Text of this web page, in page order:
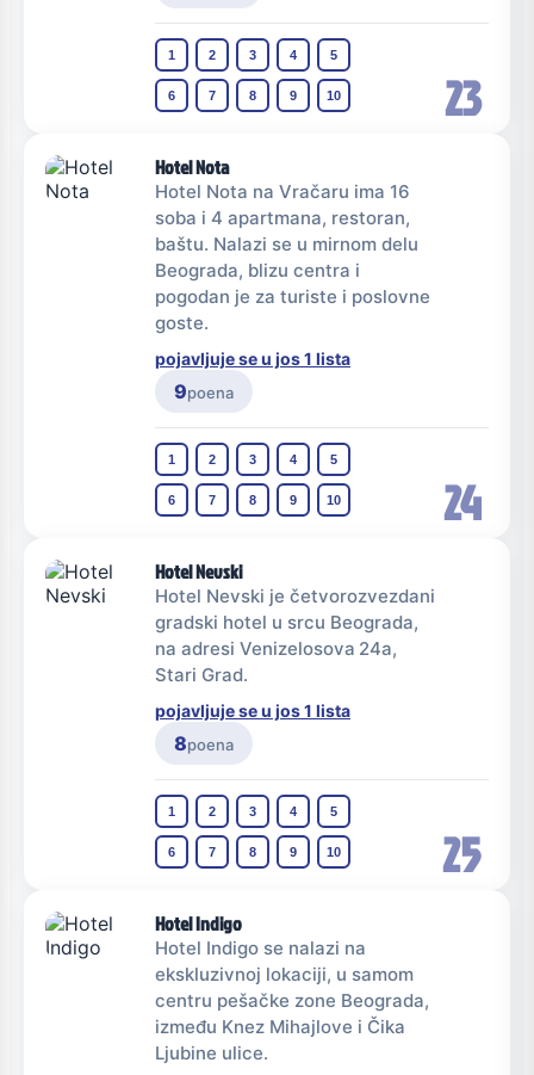
23
1 2 3 4 5
6 7 8 9 10
24
Hotel Nota
Hotel Nota na Vračaru ima 16
soba i 4 apartmana, restoran,
baštu. Nalazi se u mirnom delu
Beograda, blizu centra i
pogodan je za turiste i poslovne
goste.
pojavljuje se u jos 1 lista
9poena
1 2 3 4 5
6 7 8 9 10
25
Hotel Nevski
Hotel Nevski je četvorozvezdani
gradski hotel u srcu Beograda,
na adresi Venizelosova 24a,
Stari Grad.
pojavljuje se u jos 1 lista
8poena
1 2 3 4 5
6 7 8 9 10
Hotel Indigo
Hotel Indigo se nalazi na
ekskluzivnoj lokaciji, u samom
centru pešačke zone Beograda,
između Knez Mihajlove i Čika
Ljubine ulice.